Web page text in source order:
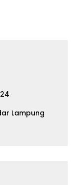
Lampung